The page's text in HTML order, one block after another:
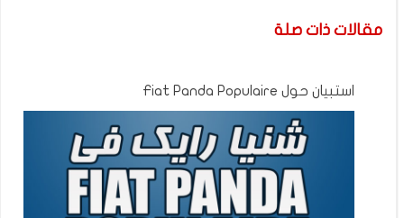
مقالات ذات صلة
استبيان حول Fiat Panda Populaire